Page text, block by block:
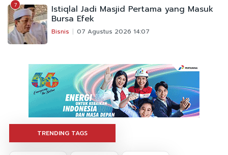
7 Istiqlal Jadi Masjid Pertama yang Masuk
Bursa Efek
Bisnis 07 Agustus 2026 14:07
TRENDING TAGS